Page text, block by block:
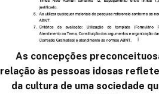
As concepções
relação às pessoas idosas
da cultura de uma sociedade